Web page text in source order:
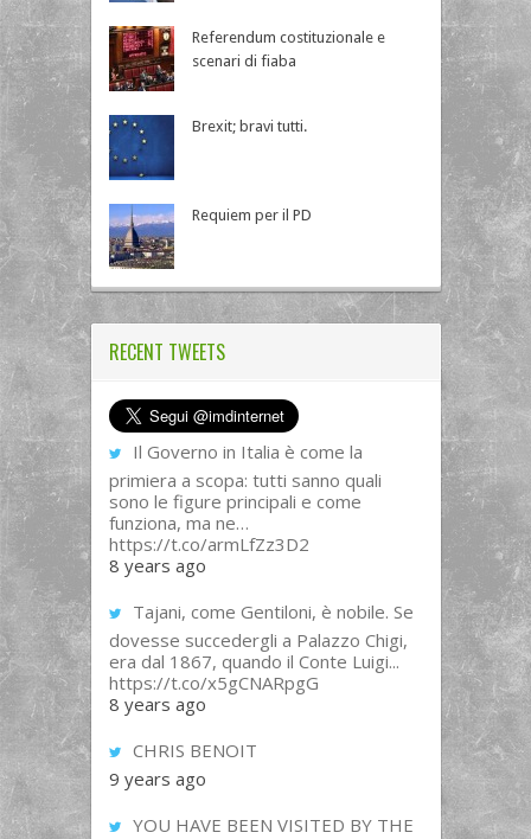
Referendum costituzionale e
scenari di fiaba
Brexit; bravi tutti.
Requiem per il PD
RECENT TWEETS
Il Governo in Italia è come la
primiera a scopa: tutti sanno quali
sono le figure principali e come
funziona, ma ne…
https://t.co/armLfZz3D2
8 years ago
Tajani, come Gentiloni, è nobile. Se
dovesse succedergli a Palazzo Chigi,
era dal 1867, quando il Conte Luigi...
https://t.co/x5gCNARpgG
8 years ago
CHRIS BENOIT
9 years ago
YOU HAVE BEEN VISITED BY THE